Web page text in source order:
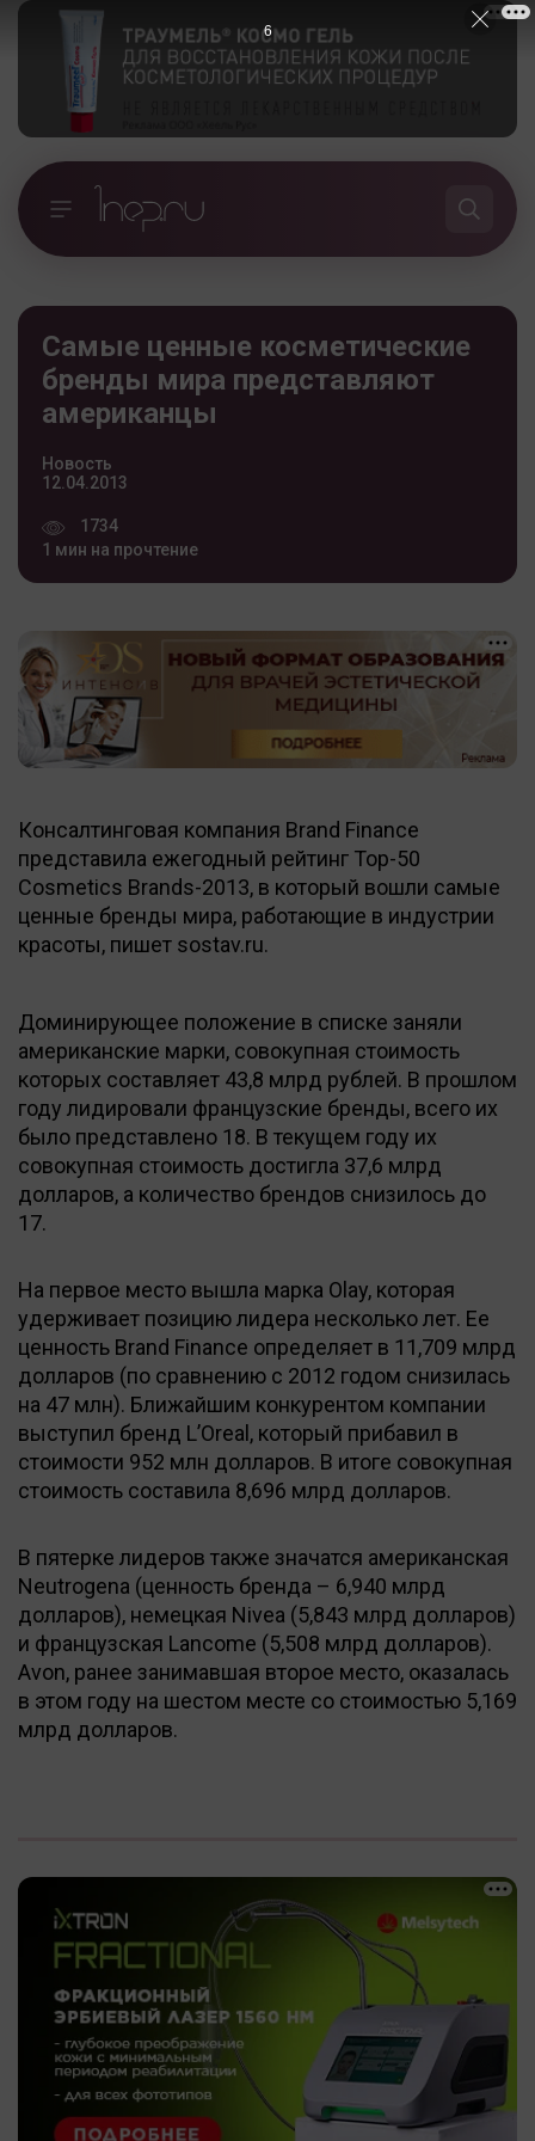
Самые ценные косметические
бренды мира представляют
американцы
Новость
12.04.2013
1734
1 мин на прочтение
Консалтинговая компания Brand Finance
представила ежегодный рейтинг Top-50
Cosmetics Brands-2013, в который вошли самые
ценные бренды мира, работающие в индустрии
красоты, пишет sostav.ru.
Доминирующее положение в списке заняли
американские марки, совокупная стоимость
которых составляет 43,8 млрд рублей. В прошлом
году лидировали французские бренды, всего их
было представлено 18. В текущем году их
совокупная стоимость достигла 37,6 млрд
долларов, а количество брендов снизилось до
17.
На первое место вышла марка Olay, которая
удерживает позицию лидера несколько лет. Ее
ценность Brand Finance определяет в 11,709 млрд
долларов (по сравнению с 2012 годом снизилась
на 47 млн). Ближайшим конкурентом компании
выступил бренд L’Oreal, который прибавил в
стоимости 952 млн долларов. В итоге совокупная
стоимость составила 8,696 млрд долларов.
В пятерке лидеров также значатся американская
Neutrogena (ценность бренда – 6,940 млрд
долларов), немецкая Nivea (5,843 млрд долларов)
и французская Lancome (5,508 млрд долларов).
Avon, ранее занимавшая второе место, оказалась
в этом году на шестом месте со стоимостью 5,169
млрд долларов.
5